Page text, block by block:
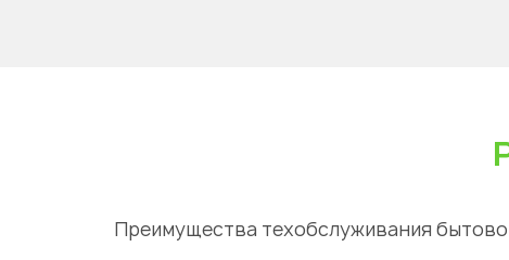
Преимущества техобслуживания